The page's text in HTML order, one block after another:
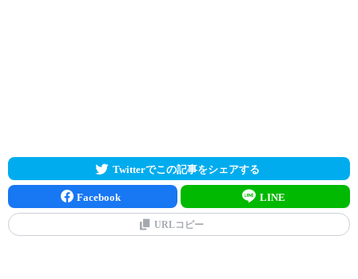
Twitterでこの記事をシェアする
Facebook LINE
URLコピー